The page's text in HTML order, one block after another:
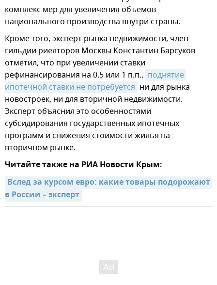
комплекс мер для увеличения объемов
национального производства внутри страны.
Кроме того, эксперт рынка недвижимости, член
гильдии риелторов Москвы Константин Барсуков
отметил, что при увеличении ставки
рефинансирования на 0,5 или 1 п.п., поднятие
ипотечной ставки не потребуется ни для рынка
новостроек, ни для вторичной недвижимости.
Эксперт объяснил это особенностями
субсидирования государственных ипотечных
программ и снижения стоимости жилья на
вторичном рынке.
Читайте также на РИА Новости Крым:
Вслед за курcом евро: какие товары подорожают
в России – эксперт